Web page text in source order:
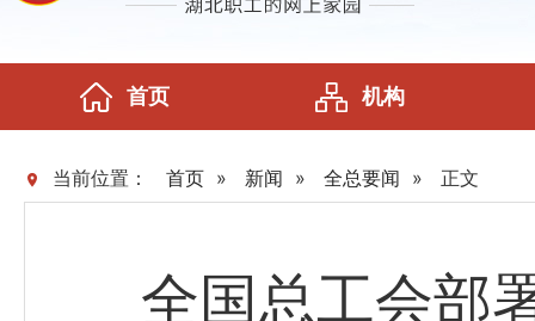
首页 机构
当前位置： 首页 » 新闻 » 全总要闻 » 正文
全国总工会部